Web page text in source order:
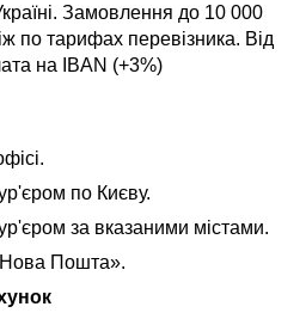
Замовлення до 10 000
по тарифах перевізника. Від
на IBAN (+3%)
по Києву.
за вказаними містами.
Пошта».